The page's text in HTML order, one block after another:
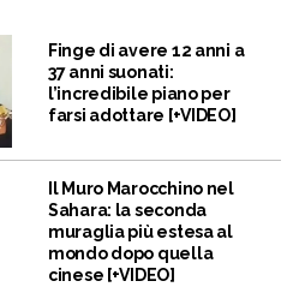
Finge di avere 12 anni a
37 anni suonati:
l’incredibile piano per
farsi adottare [+VIDEO]
Il Muro Marocchino nel
Sahara: la seconda
muraglia più estesa al
mondo dopo quella
cinese [+VIDEO]